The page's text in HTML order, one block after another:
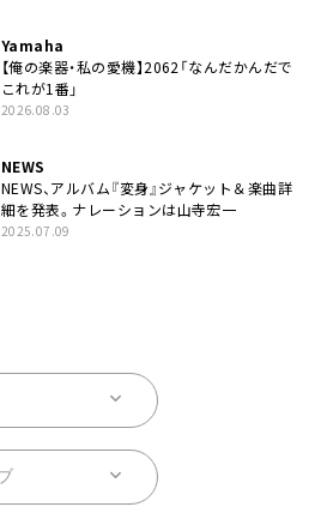
Yamaha
【俺の楽器・私の愛機】2062「なんだかんだで
これが1番」
2026.08.03
NEWS
NEWS、アルバム『変身』ジャケット＆楽曲詳
細を発表。ナレーションは⼭寺宏⼀
2025.07.09